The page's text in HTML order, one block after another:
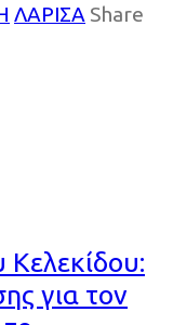
ΛΑΡΙΣΑ Share
Κελεκίδου:
για τον